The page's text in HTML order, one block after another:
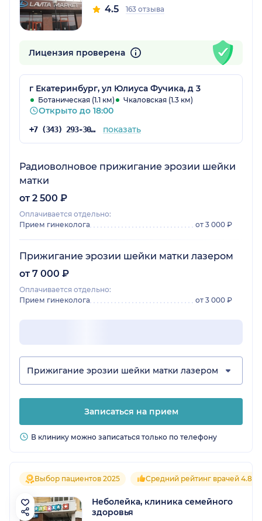
4.5 163 отзыва
Лицензия проверена
г Екатеринбург, ул Юлиуса Фучика, д 3
Ботаническая (1.1 км) Чкаловская (1.3 км)
Открыто до 18:00
+7 (343) 293-30-42 показать
Радиоволновое прижигание эрозии шейки
матки
от 2 500 ₽
Оплачивается отдельно:
Прием гинеколога
от 3 000 ₽
Прижигание эрозии шейки матки лазером
от 7 000 ₽
Оплачивается отдельно:
Прием гинеколога
от 3 000 ₽
Прижигание эрозии шейки матки лазером
Записаться на прием
В клинику можно записаться только по телефону
Выбор пациентов 2025 Средний рейтинг врачей 4.8
Неболейка, клиника семейного
здоровья